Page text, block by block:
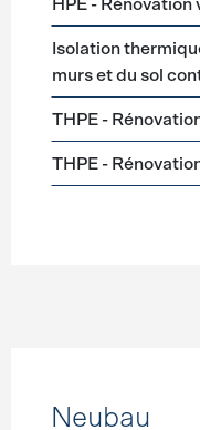
HPE -
Isolation
murs et du sol
THPE -
THPE -
Neubau